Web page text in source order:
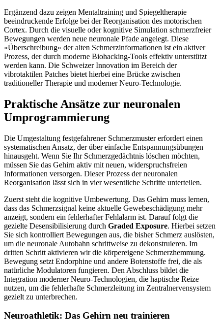
Ergänzend dazu zeigen Mentaltraining und Spiegeltherapie
beeindruckende Erfolge bei der Reorganisation des motorischen
Cortex. Durch die visuelle oder kognitive Simulation schmerzfreier
Bewegungen werden neue neuronale Pfade angelegt. Diese
«Überschreibung» der alten Schmerzinformationen ist ein aktiver
Prozess, der durch moderne Biohacking-Tools effektiv unterstützt
werden kann. Die Schweizer Innovation im Bereich der
vibrotaktilen Patches bietet hierbei eine Brücke zwischen
traditioneller Therapie und moderner Neuro-Technologie.
Praktische Ansätze zur neuronalen
Umprogrammierung
Die Umgestaltung festgefahrener Schmerzmuster erfordert einen
systematischen Ansatz, der über einfache Entspannungsübungen
hinausgeht. Wenn Sie Ihr Schmerzgedächtnis löschen möchten,
müssen Sie das Gehirn aktiv mit neuen, widerspruchsfreien
Informationen versorgen. Dieser Prozess der neuronalen
Reorganisation lässt sich in vier wesentliche Schritte unterteilen.
Zuerst steht die kognitive Umbewertung. Das Gehirn muss lernen,
dass das Schmerzsignal keine aktuelle Gewebeschädigung mehr
anzeigt, sondern ein fehlerhafter Fehlalarm ist. Darauf folgt die
gezielte Desensibilisierung durch Graded Exposure. Hierbei setzen
Sie sich kontrolliert Bewegungen aus, die bisher Schmerz auslösten,
um die neuronale Autobahn schrittweise zu dekonstruieren. Im
dritten Schritt aktivieren wir die körpereigene Schmerzhemmung.
Bewegung setzt Endorphine und andere Botenstoffe frei, die als
natürliche Modulatoren fungieren. Den Abschluss bildet die
Integration moderner Neuro-Technologien, die haptische Reize
nutzen, um die fehlerhafte Schmerzleitung im Zentralnervensystem
gezielt zu unterbrechen.
Neuroathletik: Das Gehirn neu trainieren